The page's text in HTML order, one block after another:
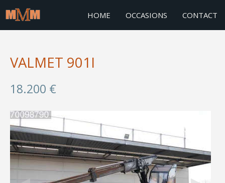
HOME OCCASIONS CONTACT
VALMET 901I
18.200 €